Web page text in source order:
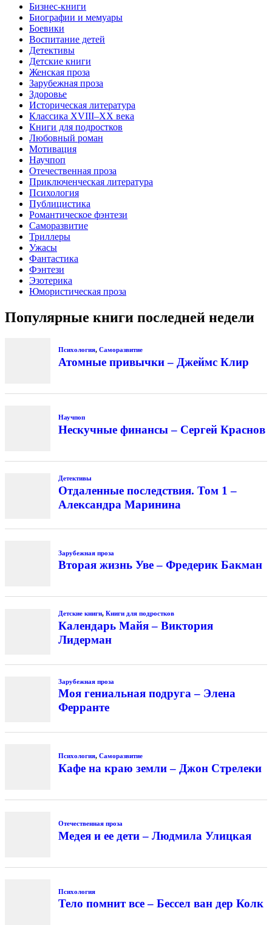
Бизнес-книги
Биографии и мемуары
Боевики
Воспитание детей
Детективы
Детские книги
Женская проза
Зарубежная проза
Здоровье
Историческая литература
Классика XVIII–XX века
Книги для подростков
Любовный роман
Мотивация
Научпоп
Отечественная проза
Приключенческая литература
Психология
Публицистика
Романтическое фэнтези
Саморазвитие
Триллеры
Ужасы
Фантастика
Фэнтези
Эзотерика
Юмористическая проза
Популярные книги последней недели
Психология, Саморазвитие
Атомные привычки – Джеймс Клир
Научпоп
Нескучные финансы – Сергей Краснов
Детективы
Отдаленные последствия. Том 1 –
Александра Маринина
Зарубежная проза
Вторая жизнь Уве – Фредерик Бакман
Детские книги, Книги для подростков
Календарь Майя – Виктория
Лидерман
Зарубежная проза
Моя гениальная подруга – Элена
Ферранте
Психология, Саморазвитие
Кафе на краю земли – Джон Стрелеки
Отечественная проза
Медея и ее дети – Людмила Улицкая
Психология
Тело помнит все – Бессел ван дер Колк